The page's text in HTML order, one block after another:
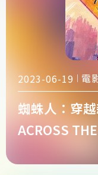
2023-06-19 電
蜘蛛人：穿
ACROSS